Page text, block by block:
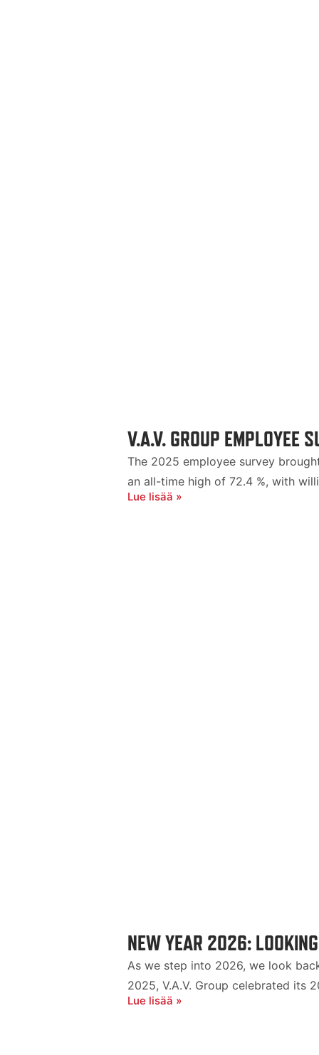
V.A.V. GROUP EMPLOYEE
The 2025 employee survey
an all-time high of 72.4 %, with
Lue lisää »
NEW YEAR 2026:
As we step into 2026, we look
2025, V.A.V. Group celebrated its
Lue lisää »